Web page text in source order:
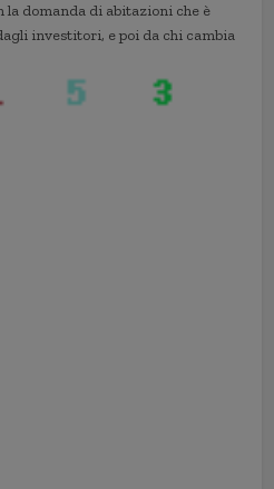
la domanda di abitazioni che è
investitori, e poi da chi cambia